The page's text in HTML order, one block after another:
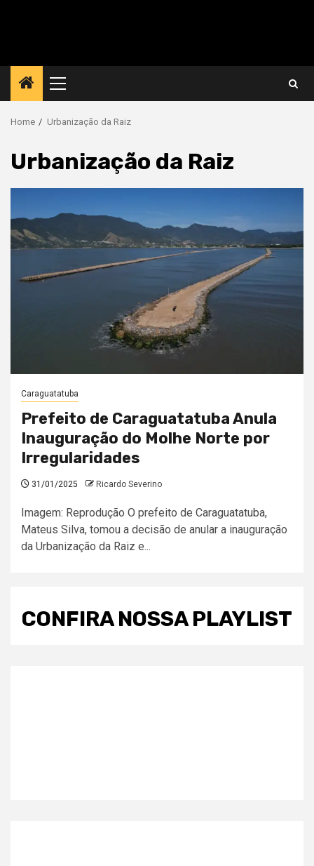
Primary
Menu
Home Urbanização da Raiz
Urbanização da Raiz
Caraguatatuba
Prefeito de Caraguatatuba Anula
Inauguração do Molhe Norte por
Irregularidades
31/01/2025 Ricardo Severino
Imagem: Reprodução O prefeito de Caraguatatuba,
Mateus Silva, tomou a decisão de anular a inauguração
da Urbanização da Raiz e...
CONFIRA NOSSA PLAYLIST